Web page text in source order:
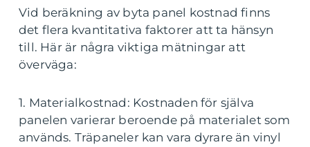
Vid beräkning av byta panel kostnad finns
det flera kvantitativa faktorer att ta hänsyn
till. Här är några viktiga mätningar att
överväga:
1. Materialkostnad: Kostnaden för själva
panelen varierar beroende på materialet som
används. Träpaneler kan vara dyrare än vinyl